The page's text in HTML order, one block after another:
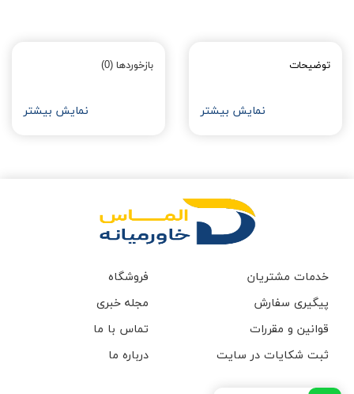
توضیحات
نمایش بیشتر
بازخوردها (0)
نمایش بیشتر
خدمات مشتریان
پیگیری سفارش
قوانین و مقررات
ثبت شکایات در سایت
فروشگاه
مجله خبری
تماس با ما
درباره ما